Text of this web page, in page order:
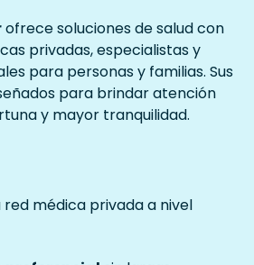
ofrece soluciones de salud con
privadas, especialistas y
para personas y familias. Sus
para brindar atención
y mayor tranquilidad.
red médica privada a nivel